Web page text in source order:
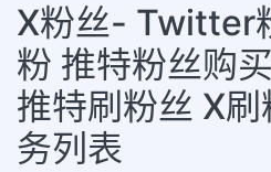
X粉丝- Twitter
粉 推特粉丝购
推特刷粉丝 X
务列表